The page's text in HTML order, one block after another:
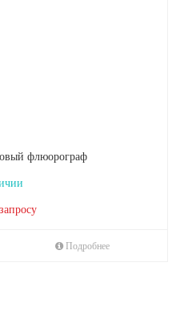
флюорограф
Подробнее